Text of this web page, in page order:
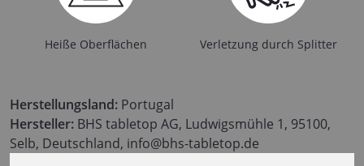
Heiße Oberflächen Verletzung durch Splitter
Herstellungsland: Portugal
Hersteller: BHS tabletop AG, Ludwigsmühle 1, 95100,
Selb, Deutschland, info@bhs-tabletop.de